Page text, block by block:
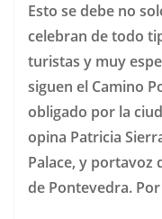
Esto se debe no
celebran de todo
turistas y muy
siguen el Camino
obligado por la
opina Patricia
Palace, y portavoz
de Pontevedra.